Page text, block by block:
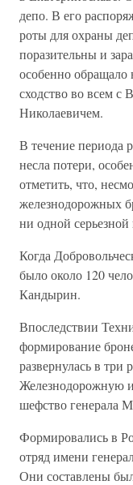
депо. В его
роты для охраны
поразительны и
особенно обращало
сходство во всем
Николаевичем.
В течение периода
несла потери,
отметить, что,
железнодорожных
ни одной
Когда
было около 120
Кандырин.
Впоследствии
формирование
развернулась в
Железнодорожную
шефство генерала
Формировались в
отряд имени
Они составлены